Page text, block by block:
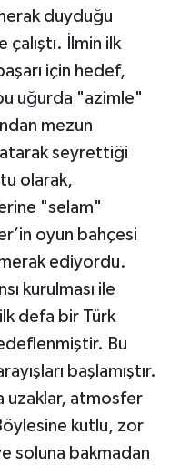
duyduğu
İlmin ilk
için hedef,
uğurda "azimle"
mezun
seyrettiği
olarak,
"selam"
oyun bahçesi
ediyordu.
kurulması ile
defa bir Türk
Bu
başlamıştır.
uzaklar, atmosfer
kutlu, zor
soluna bakmadan